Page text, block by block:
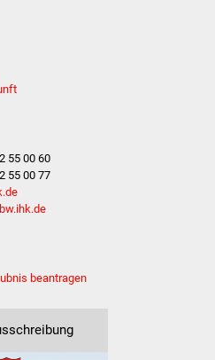
Stellenangebote
Kontakt
Ortsrecht
FNP / Bebauungspläne
55 00 60
55 00 77
beantragen